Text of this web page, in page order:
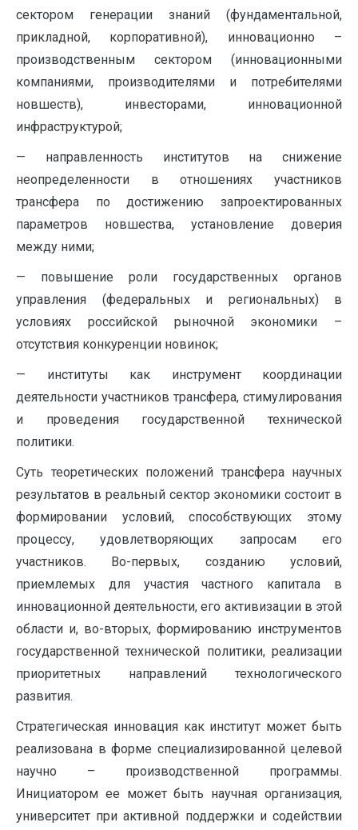
сектором генерации знаний (фундаментальной,
прикладной, корпоративной), инновационно –
производственным сектором (инновационными
компаниями, производителями и потребителями
новшеств), инвесторами, инновационной
инфраструктурой;
— направленность институтов на снижение
неопределенности в отношениях участников
трансфера по достижению запроектированных
параметров новшества, установление доверия
между ними;
— повышение роли государственных органов
управления (федеральных и региональных) в
условиях российской рыночной экономики –
отсутствия конкуренции новинок;
— институты как инструмент координации
деятельности участников трансфера, стимулирования
и проведения государственной технической
политики.
Суть теоретических положений трансфера научных
результатов в реальный сектор экономики состоит в
формировании условий, способствующих этому
процессу, удовлетворяющих запросам его
участников. Во-первых, созданию условий,
приемлемых для участия частного капитала в
инновационной деятельности, его активизации в этой
области и, во-вторых, формированию инструментов
государственной технической политики, реализации
приоритетных направлений технологического
развития.
Стратегическая инновация как институт может быть
реализована в форме специализированной целевой
научно – производственной программы.
Инициатором ее может быть научная организация,
университет при активной поддержки и содействии